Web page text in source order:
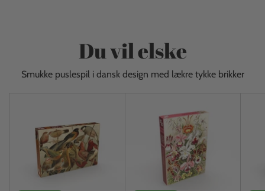
Du vil elske
Smukke puslespil i dansk design med lækre tykke brikker